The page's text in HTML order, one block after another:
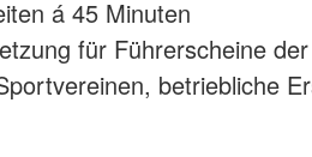
á 45 Minuten
für Führerscheine
betriebliche